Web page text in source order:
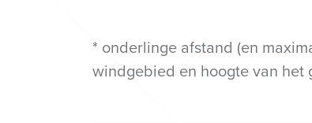
* onderlinge afstand (en
windgebied en hoogte van het